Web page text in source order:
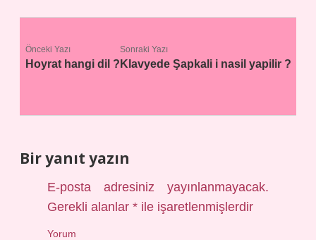
Önceki Yazı
Hoyrat hangi dil ?
Sonraki Yazı
Klavyede Şapkali i nasil yapilir ?
Bir yanıt yazın
E-posta adresiniz yayınlanmayacak.
Gerekli alanlar* ile işaretlenmişlerdir
Yorum